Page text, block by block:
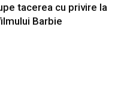
tacerea cu privire la
Barbie